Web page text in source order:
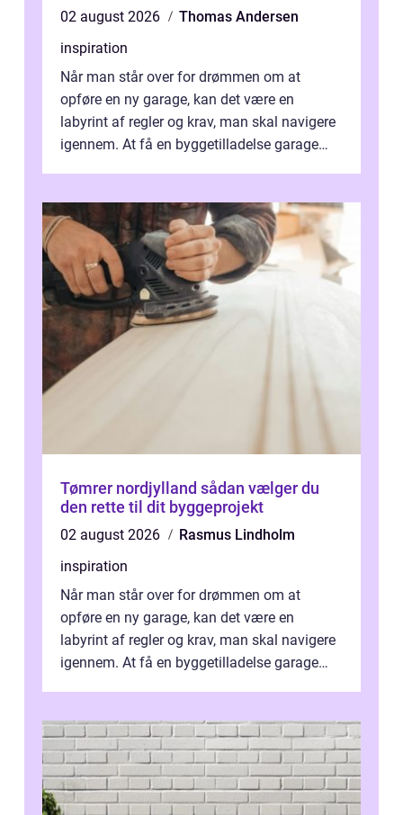
02 august 2026
Thomas Andersen
inspiration
Når man står over for drømmen om at
opføre en ny garage, kan det være en
labyrint af regler og krav, man skal navigere
igennem. At få en byggetilladelse garage
Tømrer nordjylland sådan vælger du
den rette til dit byggeprojekt
02 august 2026
Rasmus Lindholm
inspiration
Når man står over for drømmen om at
opføre en ny garage, kan det være en
labyrint af regler og krav, man skal navigere
igennem. At få en byggetilladelse garage